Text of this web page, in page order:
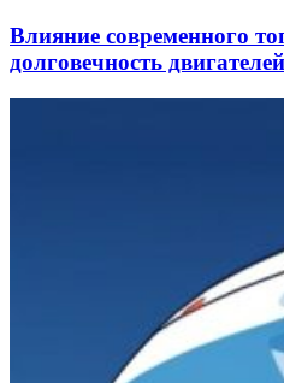
Влияние современного
долговечность